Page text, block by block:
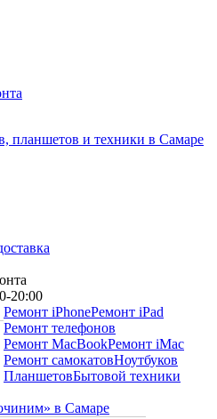
планшетов и техники в Самаре
20:00
Ремонт iPhoneРемонт iPad
Ремонт телефонов
Ремонт MacBookРемонт iMac
Ремонт самокатовНоутбуков
ПланшетовБытовой техники